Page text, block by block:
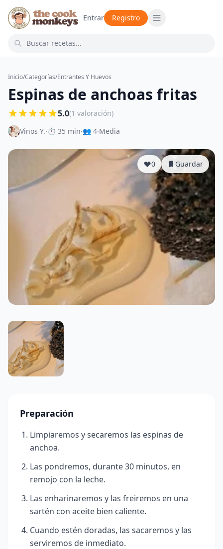
Entrar Registro
Inicio/Categorías/Entrantes Y Huevos
Espinas de anchoas fritas
5.0(1 valoración)
Vinos Y.·⏱ 35 min·👥 4·Media
0 Guardar
Preparación
Limpiaremos y secaremos las espinas de
anchoa.
Las pondremos, durante 30 minutos, en
remojo con la leche.
Las enharinaremos y las freiremos en una
sartén con aceite bien caliente.
Cuando estén doradas, las sacaremos y las
serviremos de inmediato.